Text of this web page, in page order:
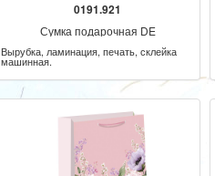
0191.921
Сумка подарочная DE
Вырубка, ламинация, печать, склейка
машинная.